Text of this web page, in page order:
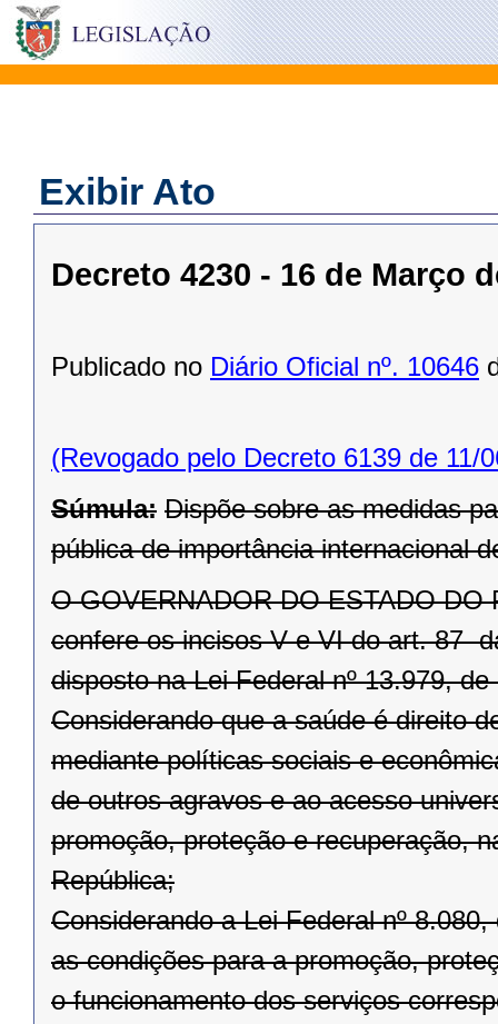
Exibir Ato
Decreto 4230 - 16 de Março
Publicado no Diário Oficial nº. 10646
(Revogado pelo Decreto 6139 de 11/
Súmula: Dispõe sobre as medidas
pública de importância internacional
O GOVERNADOR DO ESTADO DO
confere os incisos V e VI do art. 87
disposto na Lei Federal nº 13.979,
Considerando que a saúde é direito
mediante políticas sociais e
de outros agravos e ao acesso
promoção, proteção e recuperação,
República;
Considerando a Lei Federal nº
as condições para a promoção,
o funcionamento dos serviços